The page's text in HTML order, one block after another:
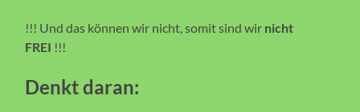
!!! Und das können wir nicht, somit sind wir nicht
FREI !!!
Denkt daran: